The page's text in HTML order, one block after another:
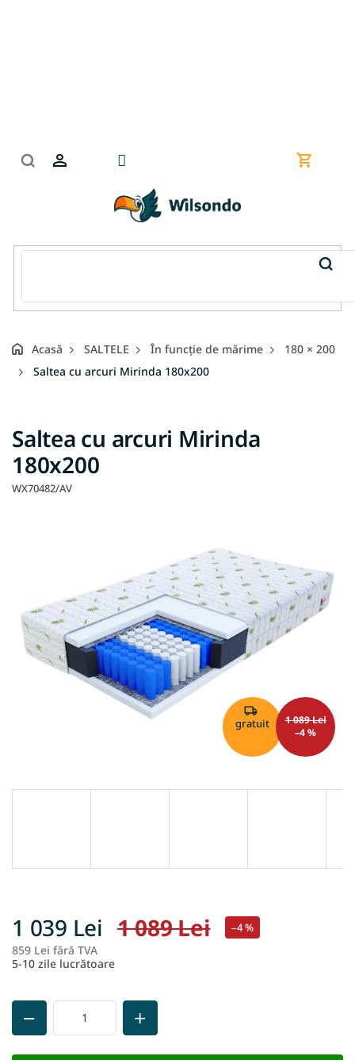
Coş
Acasă SALTELE În funcție de mărime
180 × 200
Saltea cu arcuri Mirinda 180x200
Saltea cu arcuri Mirinda
180x200
WX70482/AV
gratuit
1 089 Lei
–4 %
1 089 Lei –4 %
1 039 Lei
859 Lei fără TVA
5-10 zile lucrătoare